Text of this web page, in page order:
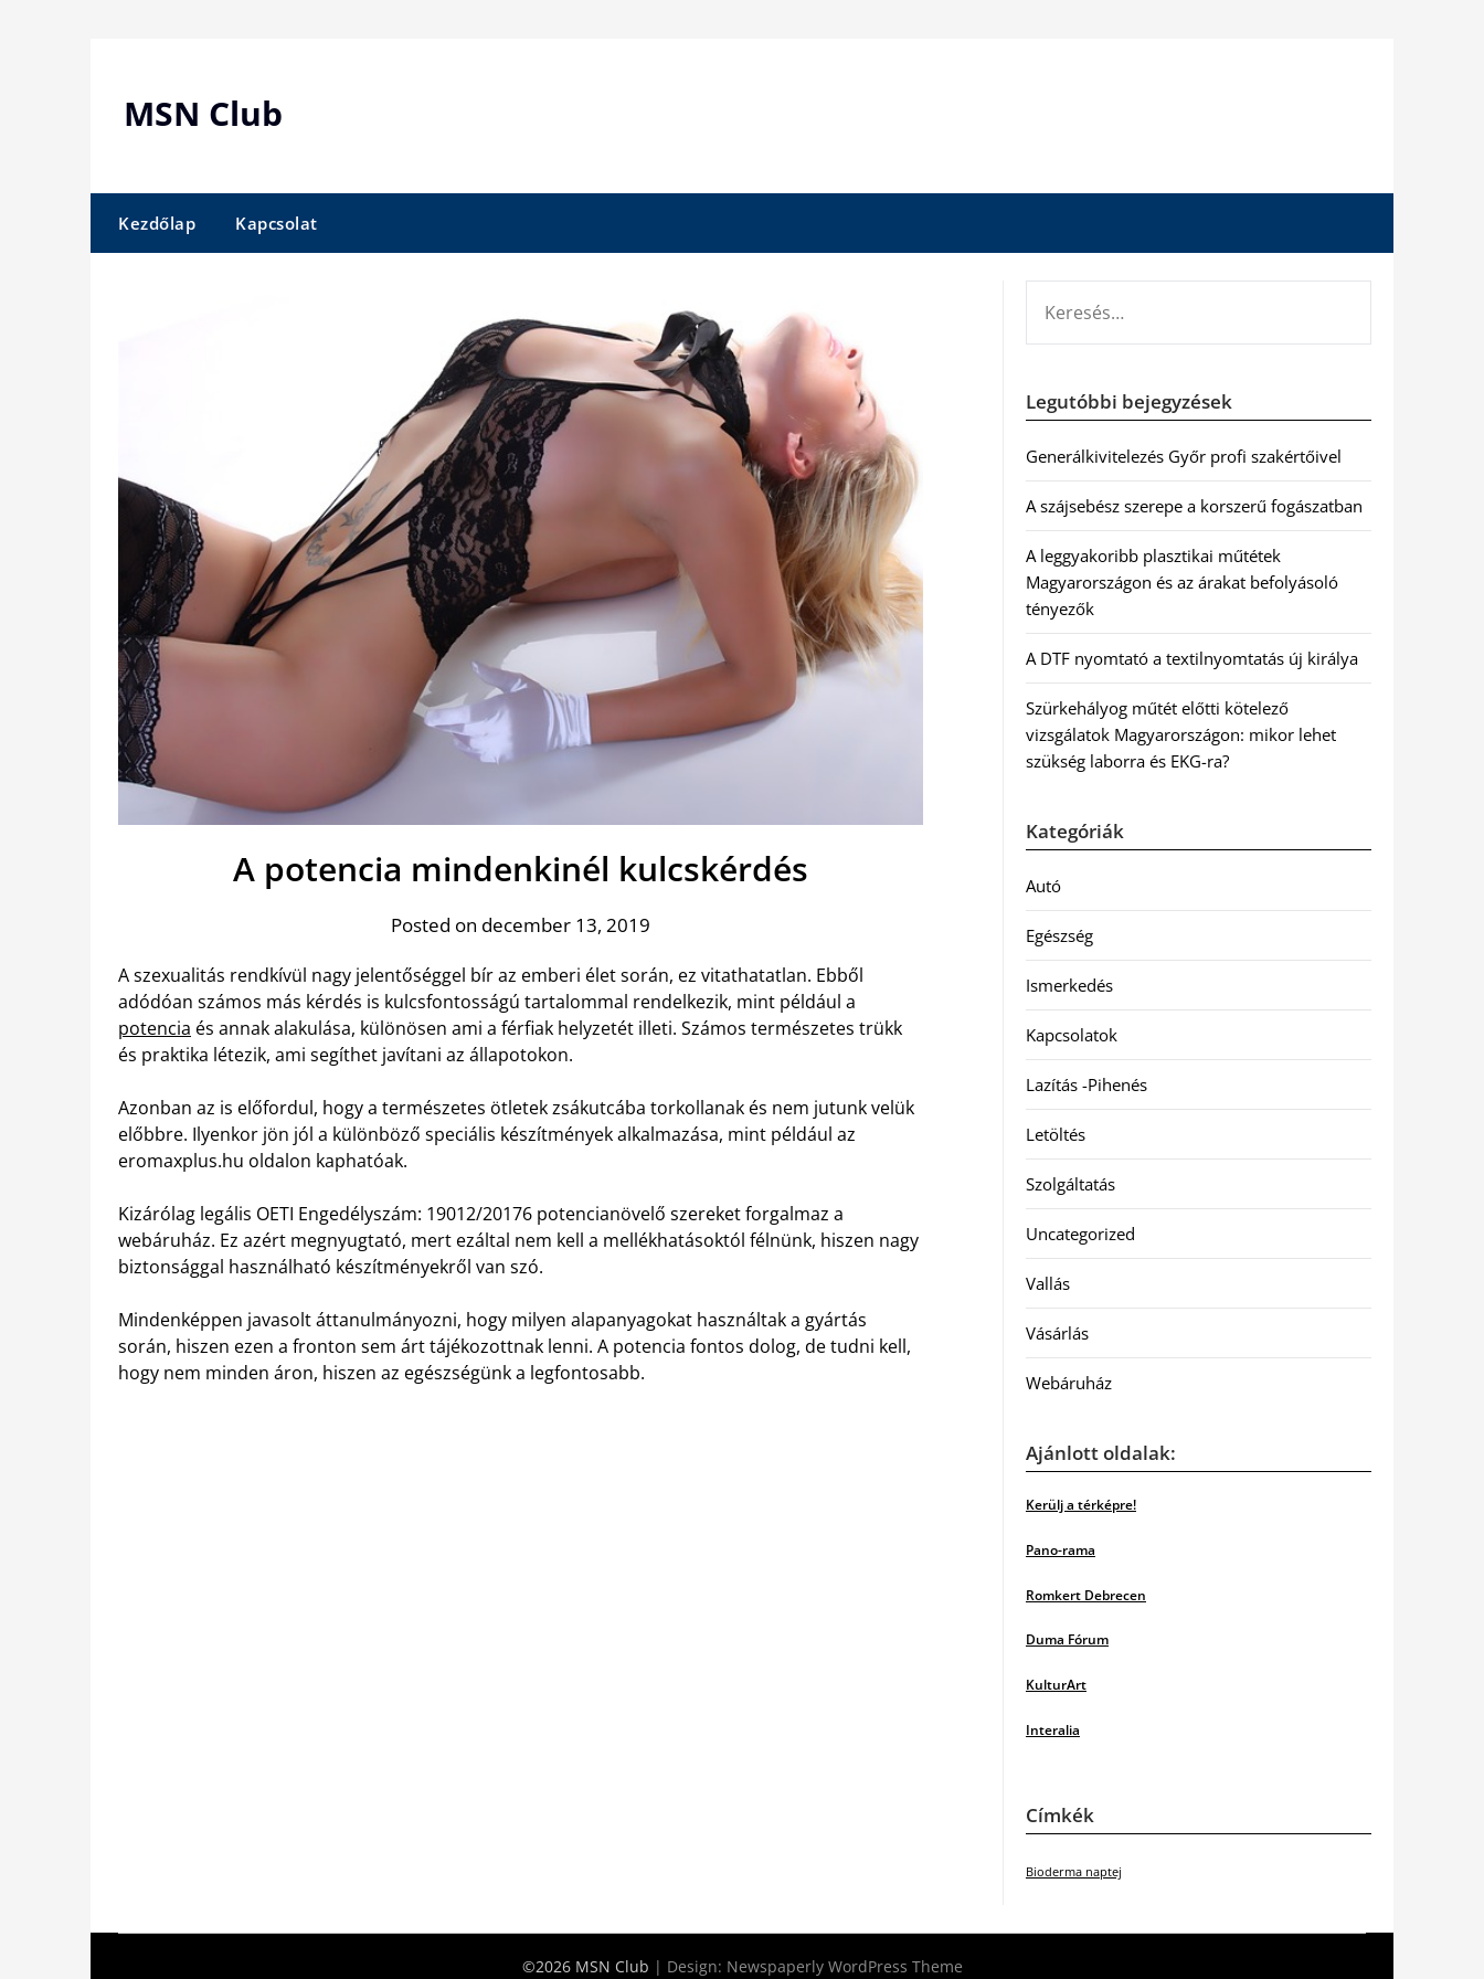
MSN Club
Kezdőlap Kapcsolat
A potencia mindenkinél kulcskérdés
Posted on december 13, 2019
A szexualitás rendkívül nagy jelentőséggel bír az emberi élet során, ez vitathatatlan. Ebből
adódóan számos más kérdés is kulcsfontosságú tartalommal rendelkezik, mint például a
potencia és annak alakulása, különösen ami a férfiak helyzetét illeti. Számos természetes trükk
és praktika létezik, ami segíthet javítani az állapotokon.
Azonban az is előfordul, hogy a természetes ötletek zsákutcába torkollanak és nem jutunk velük
előbbre. Ilyenkor jön jól a különböző speciális készítmények alkalmazása, mint például az
eromaxplus.hu oldalon kaphatóak.
Kizárólag legális OETI Engedélyszám: 19012/20176 potencianövelő szereket forgalmaz a
webáruház. Ez azért megnyugtató, mert ezáltal nem kell a mellékhatásoktól félnünk, hiszen nagy
biztonsággal használható készítményekről van szó.
Mindenképpen javasolt áttanulmányozni, hogy milyen alapanyagokat használtak a gyártás
során, hiszen ezen a fronton sem árt tájékozottnak lenni. A potencia fontos dolog, de tudni kell,
hogy nem minden áron, hiszen az egészségünk a legfontosabb.
Legutóbbi bejegyzések
Generálkivitelezés Győr profi szakértőivel
A szájsebész szerepe a korszerű fogászatban
A leggyakoribb plasztikai műtétek
Magyarországon és az árakat befolyásoló
tényezők
A DTF nyomtató a textilnyomtatás új királya
Szürkehályog műtét előtti kötelező
vizsgálatok Magyarországon: mikor lehet
szükség laborra és EKG-ra?
Kategóriák
Autó
Egészség
Ismerkedés
Kapcsolatok
Lazítás -Pihenés
Letöltés
Szolgáltatás
Uncategorized
Vallás
Vásárlás
Webáruház
Ajánlott oldalak:
Kerülj a térképre!
Pano-rama
Romkert Debrecen
Duma Fórum
KulturArt
Interalia
Címkék
Bioderma naptej
©2026 MSN Club | Design: Newspaperly WordPress Theme